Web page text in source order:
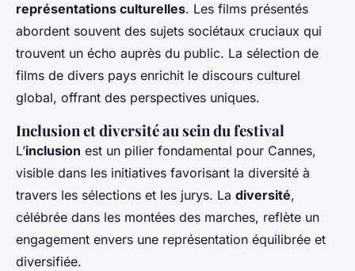
représentations culturelles. Les films présentés
abordent souvent des sujets sociétaux cruciaux qui
trouvent un écho auprès du public. La sélection de
films de divers pays enrichit le discours culturel
global, offrant des perspectives uniques.
Inclusion et diversité au sein du festival
L’inclusion est un pilier fondamental pour Cannes,
visible dans les initiatives favorisant la diversité à
travers les sélections et les jurys. La diversité,
célébrée dans les montées des marches, reflète un
engagement envers une représentation équilibrée et
diversifiée.